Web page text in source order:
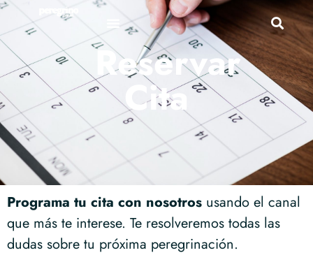
Reservar
Cita
Programa tu cita con nosotros usando el canal
que más te interese. Te resolveremos todas las
dudas sobre tu próxima peregrinación.